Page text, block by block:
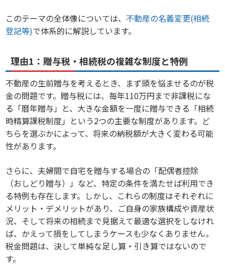
このテーマの全体像については、 不動産の名義変更(相続
登記等)で体系的に解説しています。
理由1：贈与税・相続税の複雑な制度と特例
不動産の生前贈与を考えるとき、まず頭を悩ませるのが税
金の問題です。贈与税には、毎年110万円まで非課税にな
る「暦年贈与」と、大きな金額を一度に贈与できる「相続
時精算課税制度」という2つの主要な制度があります。ど
ちらを選ぶかによって、将来の納税額が大きく変わる可能
性があります。
さらに、夫婦間で自宅を贈与する場合の「配偶者控除
（おしどり贈与）」など、特定の条件を満たせば利用でき
る特例も存在します。しかし、これらの制度はそれぞれに
メリット・デメリットがあり、ご自身の家族構成や資産状
況、そして将来の相続まで見据えて最適な選択をしなけれ
ば、かえって損をしてしまうケースも少なくありません。
税金問題は、決して単純な足し算・引き算ではないので
す。